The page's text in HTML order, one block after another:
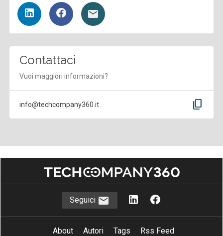
Contattaci
Vuoi maggiori informazioni?
info@techcompany360.it content_copy
Seguici
About Autori Tags
Rss Feed